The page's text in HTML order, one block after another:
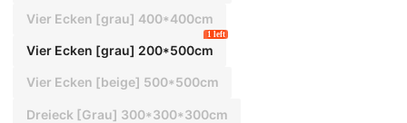
Vier Ecken [grau] 400*400cm
Vier Ecken [grau] 200*500cm
1 left
Vier Ecken [beige] 500*500cm
Dreieck [Grau] 300*300*300cm